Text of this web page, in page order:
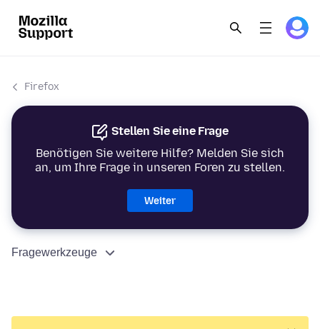
Firefox
Stellen Sie eine Frage
Benötigen Sie weitere Hilfe? Melden Sie sich
an, um Ihre Frage in unseren Foren zu stellen.
Weiter
Fragewerkzeuge